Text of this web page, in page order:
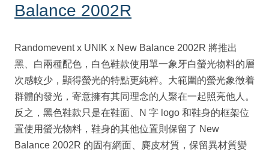
Balance 2002R
Randomevent x UNIK x New Balance 2002R 將推出
黑、白兩種配色，白色鞋款使用單一象牙白螢光物料的層
次感較少，顯得螢光的特點更純粹。大範圍的螢光象徵着
群體的發光，寄意擁有其同理念的人聚在一起照亮他人。
反之，黑色鞋款只是在鞋面、N 字 logo 和鞋身的框架位
置使用螢光物料，鞋身的其他位置則保留了 New
Balance 2002R 的固有網面、麂皮材質，保留異材質變